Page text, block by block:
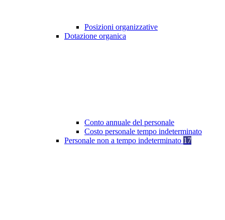
Posizioni organizzative
Dotazione organica
Conto annuale del personale
Costo personale tempo indeterminato
Personale non a tempo indeterminato 17